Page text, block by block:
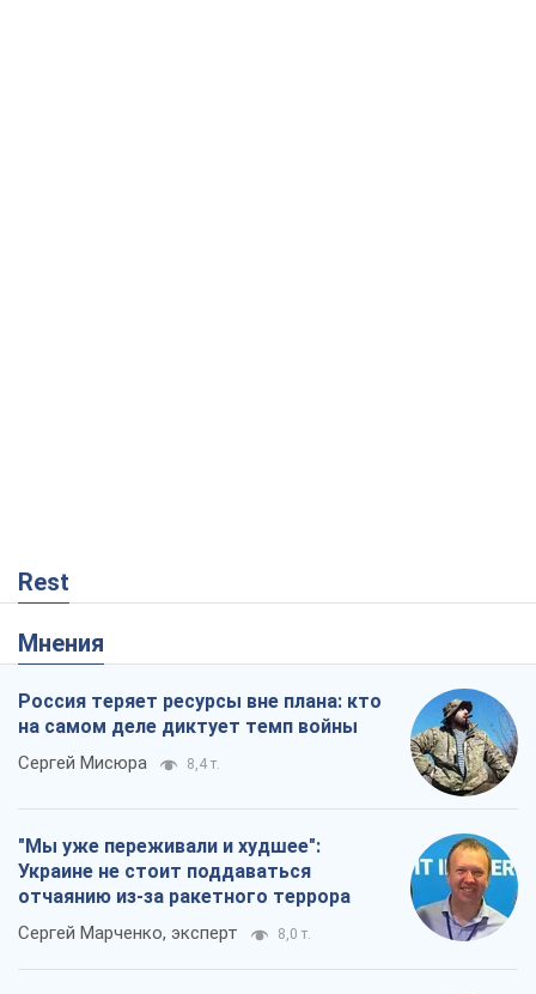
Rest
Мнения
Россия теряет ресурсы вне плана: кто
на самом деле диктует темп войны
Сергей Мисюра 8,4 т.
"Мы уже переживали и худшее":
Украине не стоит поддаваться
отчаянию из-за ракетного террора
Сергей Марченко, эксперт 8,0 т.